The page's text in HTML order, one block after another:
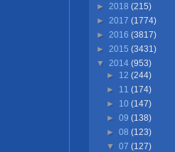
► 2018 (215)
► 2017 (1774)
► 2016 (3817)
► 2015 (3431)
▼ 2014 (953)
► 12(244)
► 11(174)
► 10(147)
►09(138)
►08(123)
▼07(127)